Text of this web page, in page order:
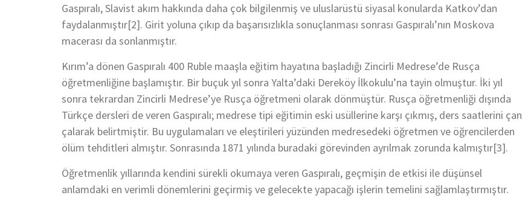
Gaspıralı, Slavist akım hakkında daha çok bilgilenmiş ve uluslarüstü siyasal konularda Katkov’dan
faydalanmıştır[2]. Girit yoluna çıkıp da başarısızlıkla sonuçlanması sonrası Gaspıralı’nın Moskova
macerası da sonlanmıştır.
Kırım’a dönen Gaspıralı 400 Ruble maaşla eğitim hayatına başladığı Zincirli Medrese’de Rusça
öğretmenliğine başlamıştır. Bir buçuk yıl sonra Yalta’daki Dereköy İlkokulu’na tayin olmuştur. İki yıl
sonra tekrardan Zincirli Medrese’ye Rusça öğretmeni olarak dönmüştür. Rusça öğretmenliği dışında
Türkçe dersleri de veren Gaspıralı; medrese tipi eğitimin eski usüllerine karşı çıkmış, ders saatlerini çan
çalarak belirtmiştir. Bu uygulamaları ve eleştirileri yüzünden medresedeki öğretmen ve öğrencilerden
ölüm tehditleri almıştır. Sonrasında 1871 yılında buradaki görevinden ayrılmak zorunda kalmıştır[3].
Öğretmenlik yıllarında kendini sürekli okumaya veren Gaspıralı, geçmişin de etkisi ile düşünsel
anlamdaki en verimli dönemlerini geçirmiş ve gelecekte yapacağı işlerin temelini sağlamlaştırmıştır.